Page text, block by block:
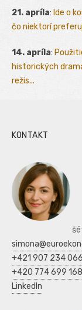
21. apríla: Ide o
čo niektorí
14. apríla:
historických
režis...
KONTAKT
+421 907 234 066
+420 774 699 168
LinkedIn